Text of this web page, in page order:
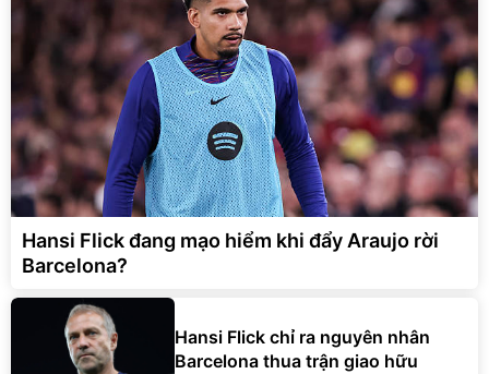
Hansi Flick đang mạo hiểm khi đẩy Araujo rời
Barcelona?
Hansi Flick chỉ ra nguyên nhân
Barcelona thua trận giao hữu